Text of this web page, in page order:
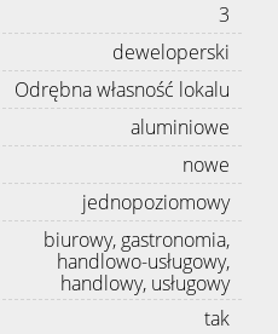
Kontakt
Polityka
3
deweloperski
Odrębna własność lokalu
aluminiowe
nowe
jednopoziomowy
biurowy, gastronomia,
handlowo-usługowy,
handlowy, usługowy
tak